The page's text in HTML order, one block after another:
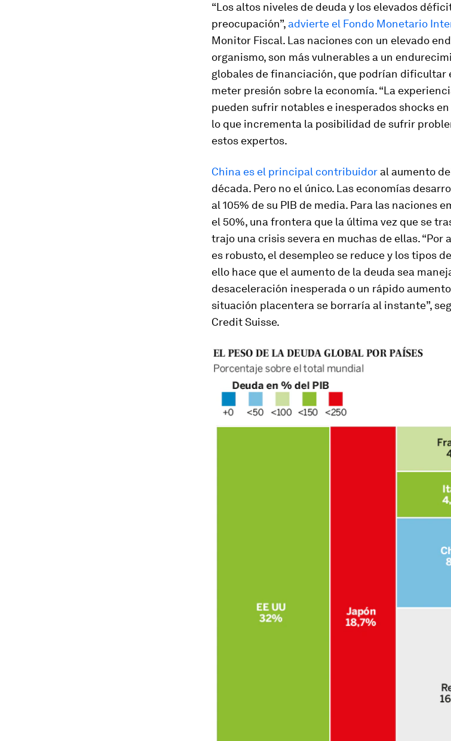
“Los altos niveles de deuda y los elevados
preocupación”, advierte el Fondo Monetario
Monitor Fiscal. Las naciones con un elevado
organismo, son más vulnerables a un
globales de financiación, que podrían dificultar
meter presión sobre la economía. “La
pueden sufrir notables e inesperados shocks
lo que incrementa la posibilidad de sufrir
estos expertos.
China es el principal contribuidor al aumento
década. Pero no el único. Las economías
al 105% de su PIB de media. Para las naciones
el 50%, una frontera que la última vez que se
trajo una crisis severa en muchas de ellas.
es robusto, el desempleo se reduce y los tipos
ello hace que el aumento de la deuda sea
desaceleración inesperada o un rápido
situación placentera se borraría al instante”,
Credit Suisse.